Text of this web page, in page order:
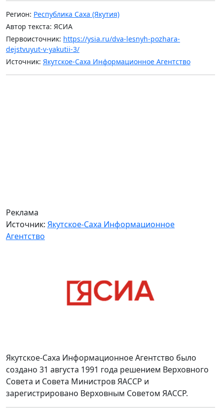
Регион: Республика Саха (Якутия)
Автор текста: ЯСИА
Первоисточник: https://ysia.ru/dva-lesnyh-pozhara-
dejstvuyut-v-yakutii-3/
Источник: Якутское-Саха Информационное Агентство
Реклама
Источник: Якутское-Саха Информационное
Агентство
Якутское-Саха Информационное Агентство было
создано 31 августа 1991 года решением Верховного
Совета и Совета Министров ЯАССР и
зарегистрировано Верховным Советом ЯАССР.